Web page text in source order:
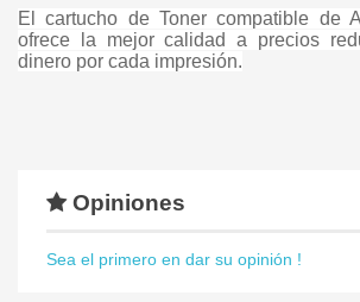
El cartucho de Toner compatible de
ofrece la mejor calidad a precios
dinero por cada impresión.
Opiniones
Sea el primero en dar su opinión !